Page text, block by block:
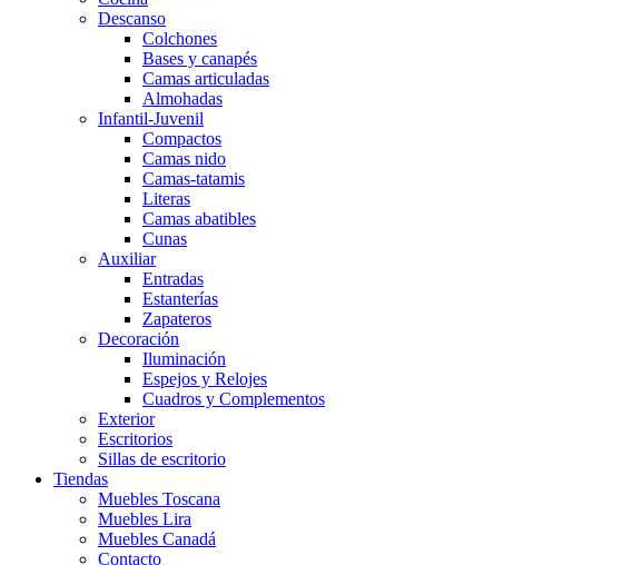
Descanso
Colchones
Bases y canapés
Camas articuladas
Almohadas
Infantil-Juvenil
Compactos
Camas nido
Camas-tatamis
Literas
Camas abatibles
Cunas
Auxiliar
Entradas
Estanterías
Zapateros
Decoración
Iluminación
Espejos y Relojes
Cuadros y Complementos
Exterior
Escritorios
Sillas de escritorio
Tiendas
Muebles Toscana
Muebles Lira
Muebles Canadá
Contacto